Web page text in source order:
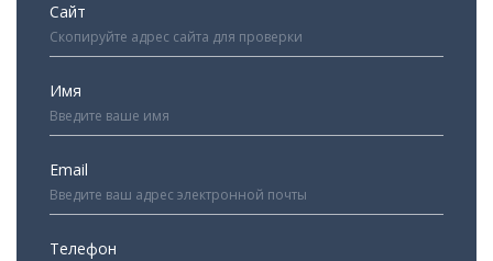
Сайт
Имя
Email
Телефон